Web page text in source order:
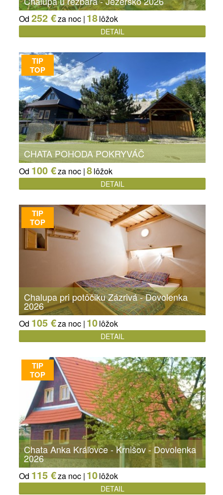
Od 252 €za noc | 18lôžok
DETAIL
TIP
TOP
CHATA POHODA POKRYVÁČ
Od 100 €za noc |8lôžok
DETAIL
TIP
TOP
Chalupa pri potôčiku Zázrivá - Dovolenka
2026
Od 105 €za noc | 10lôžok
DETAIL
TIP
TOP
Chata Anka Kráľovce - Krnišov - Dovolenka
2026
Od 115 €za noc | 10lôžok
DETAIL